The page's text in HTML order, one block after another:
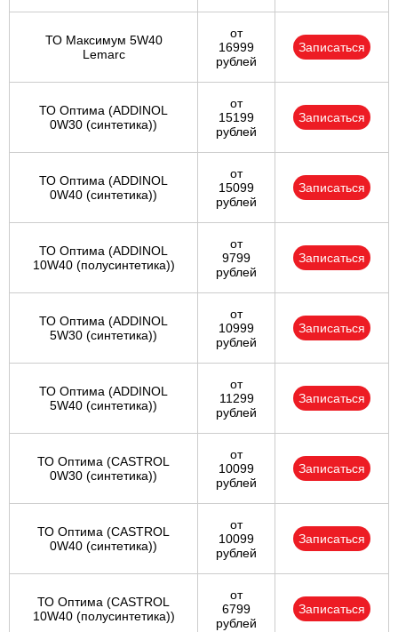
ТО Максимум 5W40
Lemarc
от
16999
рублей
Записаться
ТО Оптима (ADDINOL
0W30 (синтетика))
от
15199
рублей
Записаться
ТО Оптима (ADDINOL
0W40 (синтетика))
от
15099
рублей
Записаться
ТО Оптима (ADDINOL
10W40 (полусинтетика))
от
9799
рублей
Записаться
ТО Оптима (ADDINOL
5W30 (синтетика))
от
10999
рублей
Записаться
ТО Оптима (ADDINOL
5W40 (синтетика))
от
11299
рублей
Записаться
ТО Оптима (CASTROL
0W30 (синтетика))
от
10099
рублей
Записаться
ТО Оптима (CASTROL
0W40 (синтетика))
от
10099
рублей
Записаться
ТО Оптима (CASTROL
10W40 (полусинтетика))
от
6799
рублей
Записаться